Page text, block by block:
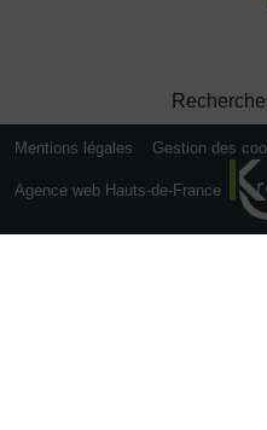
Mentions légales Gestion des
Agence web Hauts-de-France